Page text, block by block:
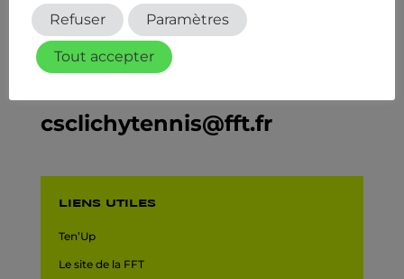
01 47 31 87 64
csclichytennis@fft.fr
LIENS UTILES
Ten’Up
Le site de la FFT
Refuser Paramètres
Tout accepter